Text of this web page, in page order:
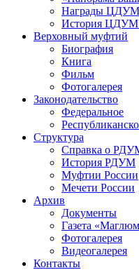
Награды ЦДУМ
История ЦДУМ
Верховный муфтий
Биография
Книга
Фильм
Фотогалерея
Законодательство
Федеральное
Структура
Справка о
История РДУМ
Муфтии России
Мечети России
Архив
Документы
Газета
Фотогалерея
Видеогалерея
Контакты